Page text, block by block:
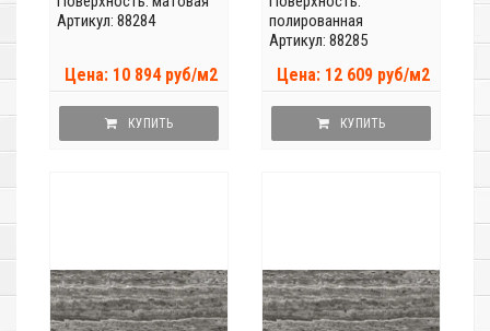
Артикул: 88284
Цена: 10 894 руб/м2
КУПИТЬ
полированная
Артикул: 88285
Цена: 12 609 руб/м2
КУПИТЬ